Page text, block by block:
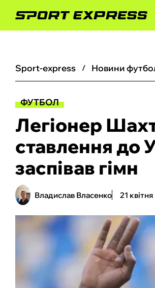
sport-express новини
ФУТБОЛ
Легіонер
ставлення до
заспівав гімн
Владислав Власенко 21